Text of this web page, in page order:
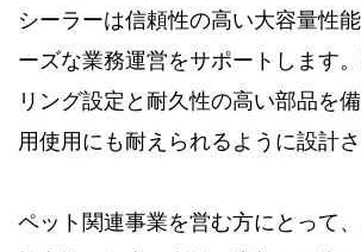
シーラーは信頼性の高い大容量性
ーズな業務運営をサポートします
リング設定と耐久性の高い部品を
用使用にも耐えられるように設計さ
ペット関連事業を営む方にとって、